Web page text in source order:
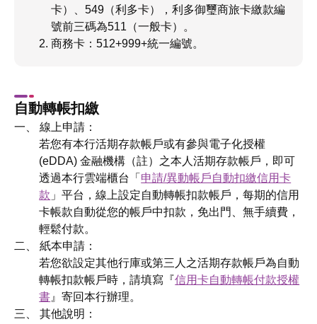
卡）、549（利多卡），利多御璽商旅卡繳款編
號前三碼為511（一般卡）。
商務卡：512+999+統一編號。
自動轉帳扣繳
一、 線上申請：
若您有本行活期存款帳戶或有參與電子化授權
(eDDA) 金融機構（註）之本人活期存款帳戶，即可
透過本行雲端櫃台「 申請/異動帳戶自動扣繳信用卡
款 」平台，線上設定自動轉帳扣款帳戶，每期的信用
卡帳款自動從您的帳戶中扣款，免出門、無手續費，
輕鬆付款。
二、 紙本申請：
若您欲設定其他行庫或第三人之活期存款帳戶為自動
轉帳扣款帳戶時，請填寫『信用卡自動轉帳付款授權
書 』寄回本行辦理。
三、 其他說明：